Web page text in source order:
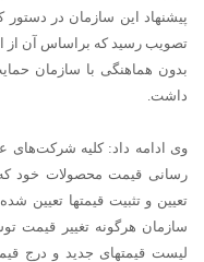
پیشنهاد این سازمان در دستور
تصویب رسید که براساس آن از
بدون هماهنگی با سازمان
داشت.
وی ادامه داد: کلیه شرکت‌های
رسانی قیمت محصولات خود
سازمان هرگونه تغییر قیمت
لیست قیمتهای جدید و درج